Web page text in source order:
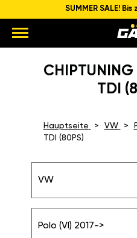
SUMMER SALE!
TDI
Hauptseite VW
TDI (80PS)
VW
Polo (VI) 2017->